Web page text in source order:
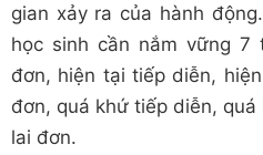
gian xảy ra của hành
học sinh cần nắm vững
đơn, hiện tại tiếp diễn,
đơn, quá khứ tiếp diễn,
lai đơn.